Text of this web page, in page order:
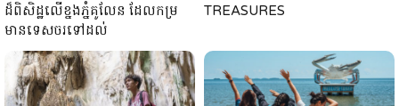
ដ៏ពិសិដ្ឋលើខ្នងភ្នំគូលែន ដែលកម្រ
មានទេសចរទៅដល់
TREASURES